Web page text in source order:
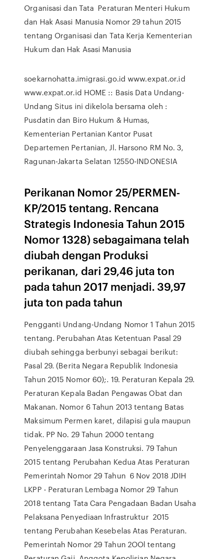
Organisasi dan Tata Peraturan Menteri Hukum
dan Hak Asasi Manusia Nomor 29 tahun 2015
tentang Organisasi dan Tata Kerja Kementerian
Hukum dan Hak Asasi Manusia
soekarnohatta.imigrasi.go.id www.expat.or.id
www.expat.or.id HOME :: Basis Data Undang-
Undang Situs ini dikelola bersama oleh :
Pusdatin dan Biro Hukum & Humas,
Kementerian Pertanian Kantor Pusat
Departemen Pertanian, Jl. Harsono RM No. 3,
Ragunan-Jakarta Selatan 12550-INDONESIA
Perikanan Nomor 25/PERMEN-
KP/2015 tentang. Rencana
Strategis Indonesia Tahun 2015
Nomor 1328) sebagaimana telah
diubah dengan Produksi
perikanan, dari 29,46 juta ton
pada tahun 2017 menjadi. 39,97
juta ton pada tahun
Pengganti Undang-Undang Nomor 1 Tahun 2015
tentang. Perubahan Atas Ketentuan Pasal 29
diubah sehingga berbunyi sebagai berikut:
Pasal 29. (Berita Negara Republik Indonesia
Tahun 2015 Nomor 60);. 19. Peraturan Kepala 29.
Peraturan Kepala Badan Pengawas Obat dan
Makanan. Nomor 6 Tahun 2013 tentang Batas
Maksimum Permen karet, dilapisi gula maupun
tidak. PP No. 29 Tahun 2000 tentang
Penyelenggaraan Jasa Konstruksi. 79 Tahun
2015 tentang Perubahan Kedua Atas Peraturan
Pemerintah Nomor 29 Tahun 6 Nov 2018 JDIH
LKPP - Peraturan Lembaga Nomor 29 Tahun
2018 tentang Tata Cara Pengadaan Badan Usaha
Pelaksana Penyediaan Infrastruktur 2015
tentang Perubahan Kesebelas Atas Peraturan.
Pemerintah Nomor 29 Tahun 2OOl tentang